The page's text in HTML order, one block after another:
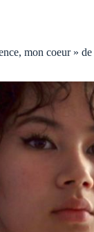
mon coeur » de